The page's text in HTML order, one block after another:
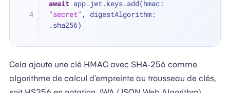
await
"secret" , digestAlgorithm:
.sha256)
Cela ajoute une clé HMAC avec SHA-256 comme
algorithme de calcul d’empreinte au trousseau de clés,